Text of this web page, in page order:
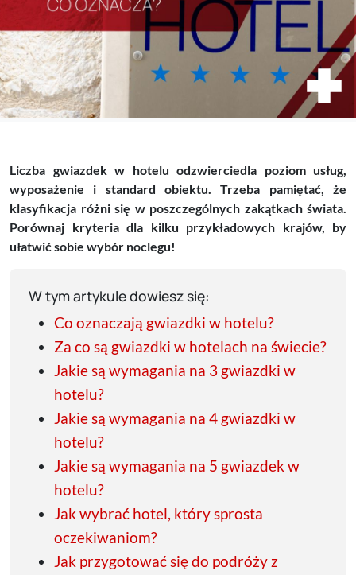
Liczba gwiazdek w hotelu odzwierciedla poziom usług,
wyposażenie i standard obiektu. Trzeba pamiętać, że
klasyfikacja różni się w poszczególnych zakątkach świata.
Porównaj kryteria dla kilku przykładowych krajów, by
ułatwić sobie wybór noclegu!
W tym artykule dowiesz się:
Co oznaczają gwiazdki w hotelu?
Za co są gwiazdki w hotelach na świecie?
Jakie są wymagania na 3 gwiazdki w
hotelu?
Jakie są wymagania na 4 gwiazdki w
hotelu?
Jakie są wymagania na 5 gwiazdek w
hotelu?
Jak wybrać hotel, który sprosta
oczekiwaniom?
Jak przygotować się do podróży z